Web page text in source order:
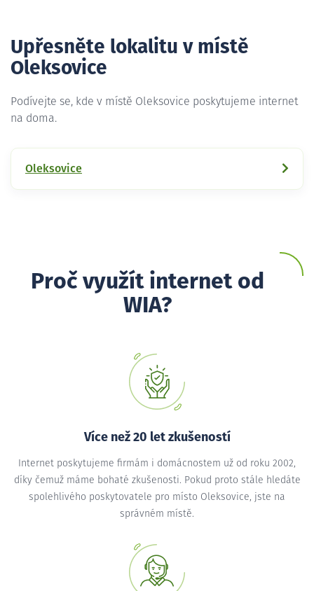
Upřesněte lokalitu v místě
Oleksovice
Podívejte se, kde v místě Oleksovice poskytujeme internet
na doma.
Oleksovice
Proč využít internet od
WIA?
Více než 20 let zkušeností
Internet poskytujeme firmám i domácnostem už od roku 2002,
díky čemuž máme bohaté zkušenosti. Pokud proto stále hledáte
spolehlivého poskytovatele pro místo Oleksovice, jste na
správném místě.